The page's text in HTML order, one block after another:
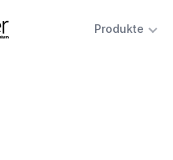
Produkte